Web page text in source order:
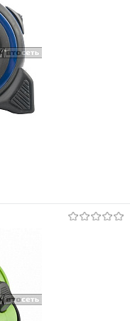
В наличии